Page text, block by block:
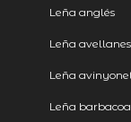
Leña anglés
Leña
Leña
Leña barbacoa